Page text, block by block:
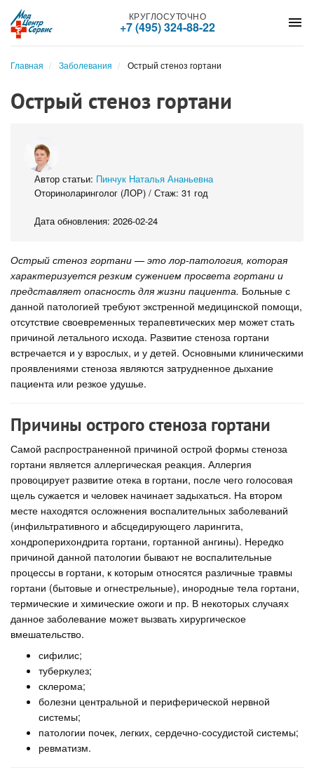
menu
КРУГЛОСУТОЧНО
+7 (495) 324-88-22
Главная Заболевания Острый стеноз гортани
Острый стеноз гортани
Автор статьи: Пинчук Наталья Ананьевна
Оториноларинголог (ЛОР) / Стаж: 31 год
Дата обновления: 2026-02-24
Острый стеноз гортани — это лор-патология, которая
характеризуется резким сужением просвета гортани и
представляет опасность для жизни пациента. Больные с
данной патологией требуют экстренной медицинской помощи,
отсутствие своевременных терапевтических мер может стать
причиной летального исхода. Развитие стеноза гортани
встречается и у взрослых, и у детей. Основными клиническими
проявлениями стеноза являются затрудненное дыхание
пациента или резкое удушье.
Причины острого стеноза гортани
Самой распространенной причиной острой формы стеноза
гортани является аллергическая реакция. Аллергия
провоцирует развитие отека в гортани, после чего голосовая
щель сужается и человек начинает задыхаться. На втором
месте находятся осложнения воспалительных заболеваний
(инфильтративного и абсцедирующего ларингита,
хондроперихондрита гортани, гортанной ангины). Нередко
причиной данной патологии бывают не воспалительные
процессы в гортани, к которым относятся различные травмы
гортани (бытовые и огнестрельные), инородные тела гортани,
термические и химические ожоги и пр. В некоторых случаях
данное заболевание может вызвать хирургическое
вмешательство.
сифилис;
туберкулез;
склерома;
болезни центральной и периферической нервной
системы;
патологии почек, легких, сердечно-сосудистой системы;
ревматизм.